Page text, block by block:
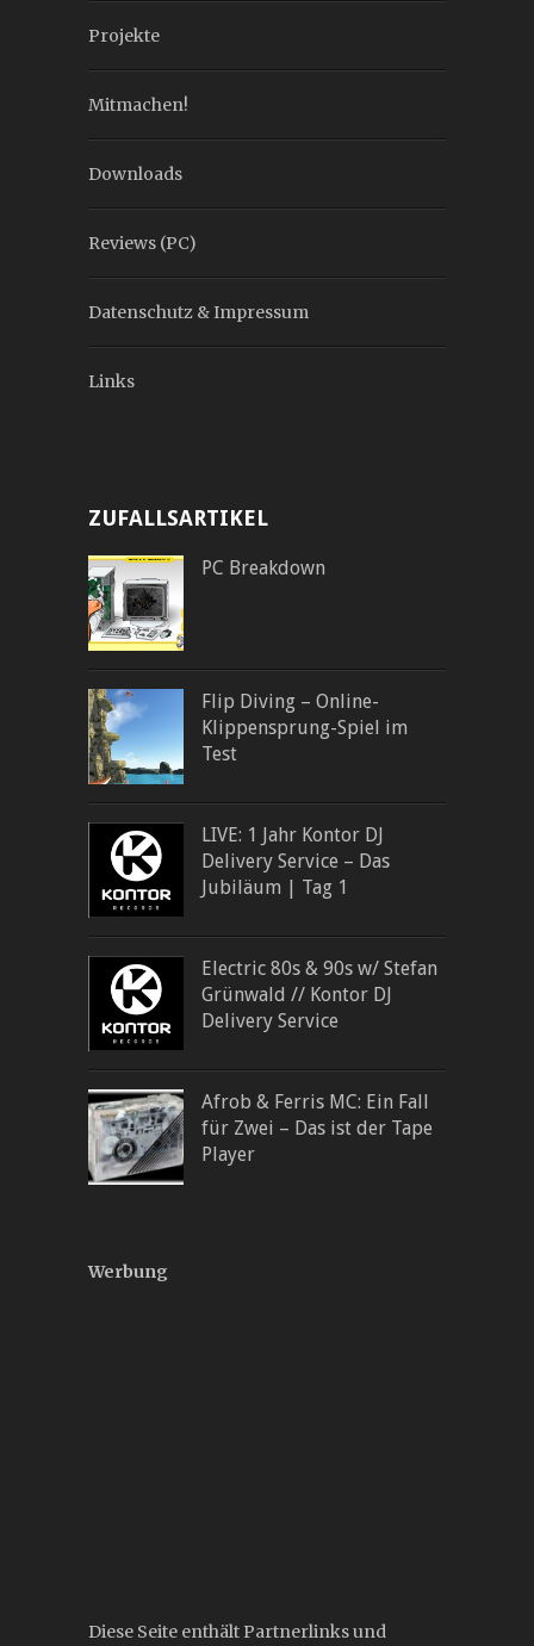
Projekte
Mitmachen!
Downloads
Reviews (PC)
Datenschutz & Impressum
Links
ZUFALLSARTIKEL
PC Breakdown
Flip Diving – Online-
Klippensprung-Spiel im
Test
LIVE: 1 Jahr Kontor DJ
Delivery Service – Das
Jubiläum | Tag 1
Electric 80s & 90s w/ Stefan
Grünwald // Kontor DJ
Delivery Service
Afrob & Ferris MC: Ein Fall
für Zwei – Das ist der Tape
Player
Werbung
Diese Seite enthält Partnerlinks und